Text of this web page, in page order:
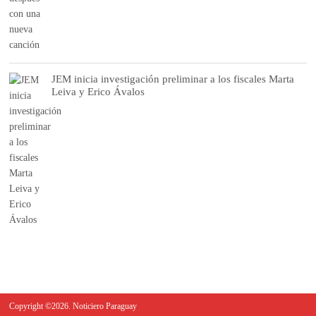
JEM inicia investigación preliminar a los fiscales Marta
Leiva y Erico Ávalos
Copyright ©2026. Noticiero Paraguay